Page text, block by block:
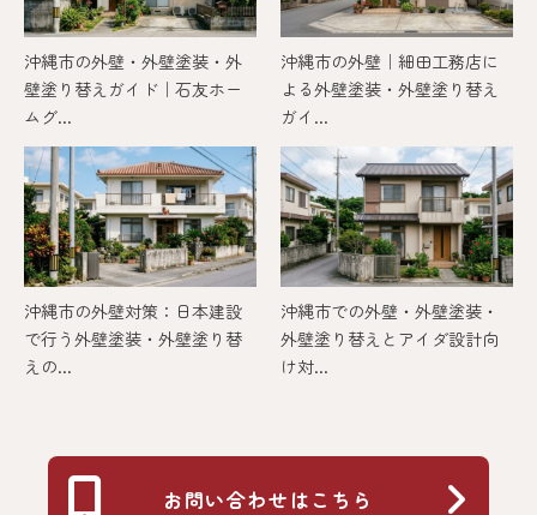
沖縄市の外壁・外壁塗装・外
壁塗り替えガイド｜石友ホー
ムグ...
沖縄市の外壁｜細田工務店に
よる外壁塗装・外壁塗り替え
ガイ...
沖縄市の外壁対策：日本建設
で行う外壁塗装・外壁塗り替
えの...
沖縄市での外壁・外壁塗装・
外壁塗り替えとアイダ設計向
け対...
お問い合わせはこちら